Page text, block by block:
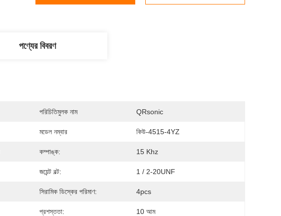
পণ্যের বিবরণ
পরিচিতিমুলক নাম QRsonic
মডেল নম্বার কিউ-4515-4YZ
কম্পাঙ্ক: 15 Khz
জয়েন্ট বল্ট: 1 / 2-20UNF
সিরামিক ডিস্কের পরিমাণ: 4pcs
প্রশস্ততা: 10 আম